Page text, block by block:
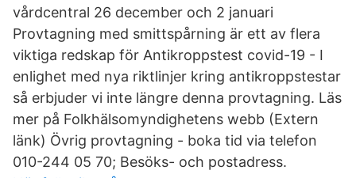
vårdcentral 26 december och 2 januari
Provtagning med smittspårning är ett av flera
viktiga redskap för Antikroppstest covid-19 - I
enlighet med nya riktlinjer kring antikroppstestar
så erbjuder vi inte längre denna provtagning. Läs
mer på Folkhälsomyndighetens webb (Extern
länk) Övrig provtagning - boka tid via telefon
010-244 05 70; Besöks- och postadress.